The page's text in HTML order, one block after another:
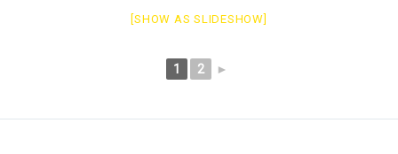
[SHOW AS SLIDESHOW]
1 2 ►